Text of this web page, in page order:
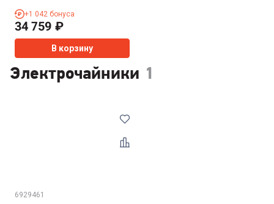
+1 042 бонуса
34 759 ₽
В корзину
Электрочайники 1
6929461